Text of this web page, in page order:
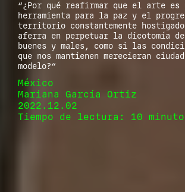
“¿Por qué reafirmar que el arte es
herramienta para la paz y el
territorio constantemente
aferra en perpetuar la dicotomía
buenes y males, como si las
que nos mantienen merecieran
modelo?“
México
Mariana García Ortiz
2022.12.02
Tiempo de lectura: 10